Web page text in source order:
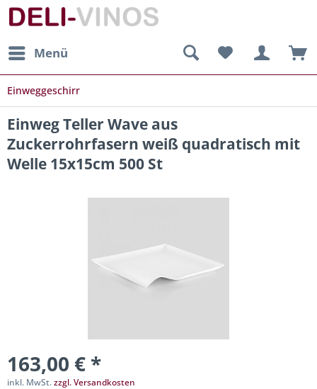
Menü
Einweggeschirr
Einweg Teller Wave aus
Zuckerrohrfasern weiß quadratisch mit
Welle 15x15cm 500 St
163,00 € *
inkl. MwSt.zzgl. Versandkosten